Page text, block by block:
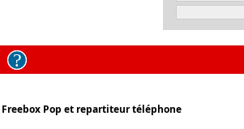
Freebox Pop et repartiteur téléphone